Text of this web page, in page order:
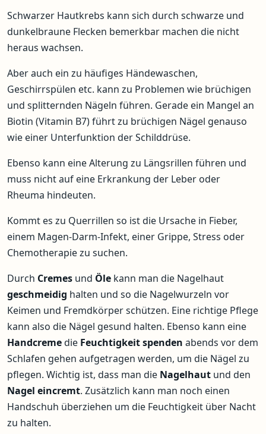
Schwarzer Hautkrebs kann sich durch schwarze und
dunkelbraune Flecken bemerkbar machen die nicht
heraus wachsen.
Aber auch ein zu häufiges Händewaschen,
Geschirrspülen etc. kann zu Problemen wie brüchigen
und splitternden Nägeln führen. Gerade ein Mangel an
Biotin (Vitamin B7) führt zu brüchigen Nägel genauso
wie einer Unterfunktion der Schilddrüse.
Ebenso kann eine Alterung zu Längsrillen führen und
muss nicht auf eine Erkrankung der Leber oder
Rheuma hindeuten.
Kommt es zu Querrillen so ist die Ursache in Fieber,
einem Magen-Darm-Infekt, einer Grippe, Stress oder
Chemotherapie zu suchen.
Durch Cremes und Öle kann man die Nagelhaut
geschmeidig halten und so die Nagelwurzeln vor
Keimen und Fremdkörper schützen. Eine richtige Pflege
kann also die Nägel gesund halten. Ebenso kann eine
Handcremedie Feuchtigkeit spenden abends vor dem
Schlafen gehen aufgetragen werden, um die Nägel zu
pflegen. Wichtig ist, dass man die Nagelhaut und den
Nagel eincremt. Zusätzlich kann man noch einen
Handschuh überziehen um die Feuchtigkeit über Nacht
zu halten.